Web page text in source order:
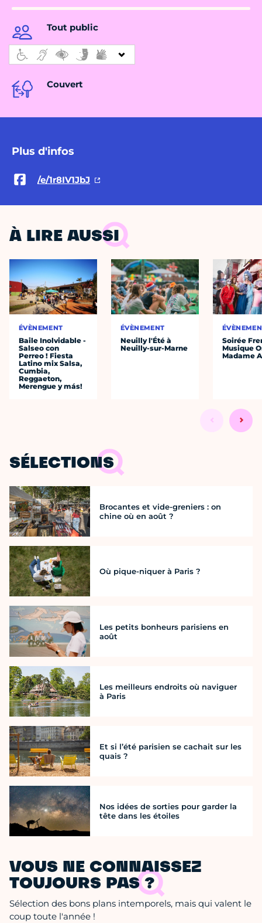
Tout public
Couvert
Plus d'infos
/e/1r8IV1JbJ
À LIRE AUSSI
ÉVÈNEMENT
Baile Inolvidable -
Salseo con
Perreo ! Fiesta
Latino mix Salsa,
Cumbia,
Reggaeton,
Merengue y más!
ÉVÈNEMENT
Neuilly l'Été à
Neuilly-sur-Marne
Soirée
Musique
Madame
SÉLECTIONS
Brocantes et vide-greniers : on
chine où en août ?
Où pique-niquer à Paris ?
Les petits bonheurs parisiens en
août
Les meilleurs endroits où naviguer
à Paris
Et si l’été parisien se cachait sur les
quais ?
Nos idées de sorties pour garder la
tête dans les étoiles
VOUS NE CONNAISSEZ
TOUJOURS PAS ?
Sélection des bons plans intemporels, mais qui valent le
coup toute l'année !